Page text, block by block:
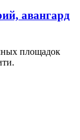
авангард
площадок